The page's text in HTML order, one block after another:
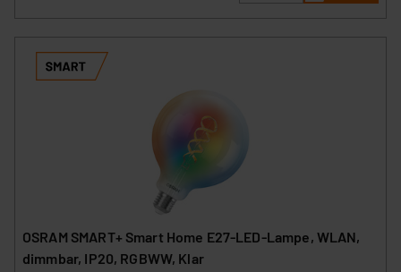
OSRAM SMART+ Smart Home E27-LED-Lampe, WLAN,
dimmbar, IP20, RGBWW, Klar